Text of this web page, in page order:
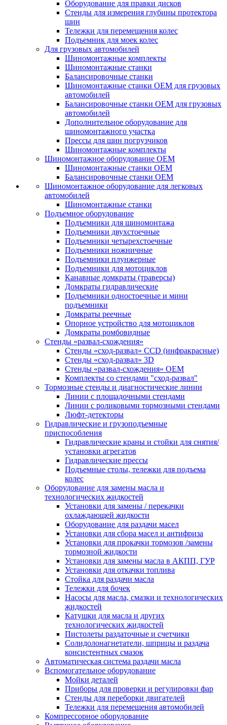
Оборудование для правки дисков
Стенды для измерения глубины протектора
шин
Тележки для перемещения колес
Подъемник для моек колеc
Для грузовых автомобилей
Шиномонтажные комплекты
Шиномонтажные станки
Балансировочные станки
Шиномонтажные станки ОЕМ для грузовых
автомобилей
Балансировочные станки ОЕМ для грузовых
автомобилей
Дополнительное оборудование для
шиномонтажного участка
Прессы для шин погрузчиков
Шиномонтажные комплекты
Шиномонтажное оборудование ОЕМ
Шиномонтажные станки ОЕМ
Балансировочные станки ОЕМ
Шиномонтажное оборудование для легковых
автомобилей
Шиномонтажные станки
Подъемное оборудование
Подъемники для шиномонтажа
Подъемники двухстоечные
Подъемники четырехстоечные
Подъемники ножничные
Подъемники плунжерные
Подъемники для мотоциклов
Канавные домкраты (траверсы)
Домкраты гидравлические
Подъемники одностоечные и мини
подъемники
Домкраты реечные
Опорное устройство для мотоциклов
Домкраты ромбовидные
Стенды «развал-схождения»
Стенды «сход-развал» CCD (инфракрасные)
Стенды «сход-развал» 3D
Стенды «развал-схождения» ОЕМ
Комплекты со стендами "сход-развал"
Тормозные стенды и диагностические линии
Линии с площадочными стендами
Линии с роликовыми тормозными стендами
Люфт-детекторы
Гидравлические и грузоподъемные
приспособления
Гидравлические краны и стойки для снятия/
установки агрегатов
Гидравлические прессы
Подъемные столы, тележки для подъема
колес
Оборудование для замены масла и
технологических жидкостей
Установки для замены / перекачки
охлаждающей жидкости
Оборудование для раздачи масел
Установки для сбора масел и антифриза
Установки для прокачки тормозов /замены
тормозной жидкости
Установки для замены масла в АКПП, ГУР
Установки для откачки топлива
Стойка для раздачи масла
Тележки для бочек
Насосы для масла, смазки и технологических
жидкостей
Катушки для масла и других
технологических жидкостей
Пистолеты раздаточные и счетчики
Солидолонагнетатели, шприцы и раздача
консистентных смазок
Автоматическая система раздачи масла
Вспомогательное оборудование
Мойки деталей
Приборы для проверки и регулировки фар
Стенды для переборки двигателей
Тележки для перемещения автомобилей
Компрессорное оборудование